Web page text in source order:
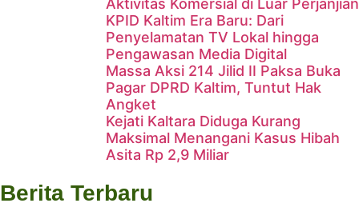
Aktivitas Komersial di Luar Perjanjian
KPID Kaltim Era Baru: Dari
Penyelamatan TV Lokal hingga
Pengawasan Media Digital
Massa Aksi 214 Jilid II Paksa Buka
Pagar DPRD Kaltim, Tuntut Hak
Angket
Kejati Kaltara Diduga Kurang
Maksimal Menangani Kasus Hibah
Asita Rp 2,9 Miliar
Berita Terbaru
Hadapi Era AI, BRIN dan
Komisi X DPR RI Bekali Insan
Penyiaran Kaltim